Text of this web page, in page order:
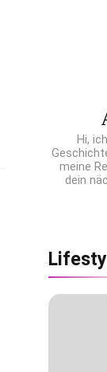
Hi,
meine
dein